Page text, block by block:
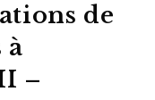
de
à
–